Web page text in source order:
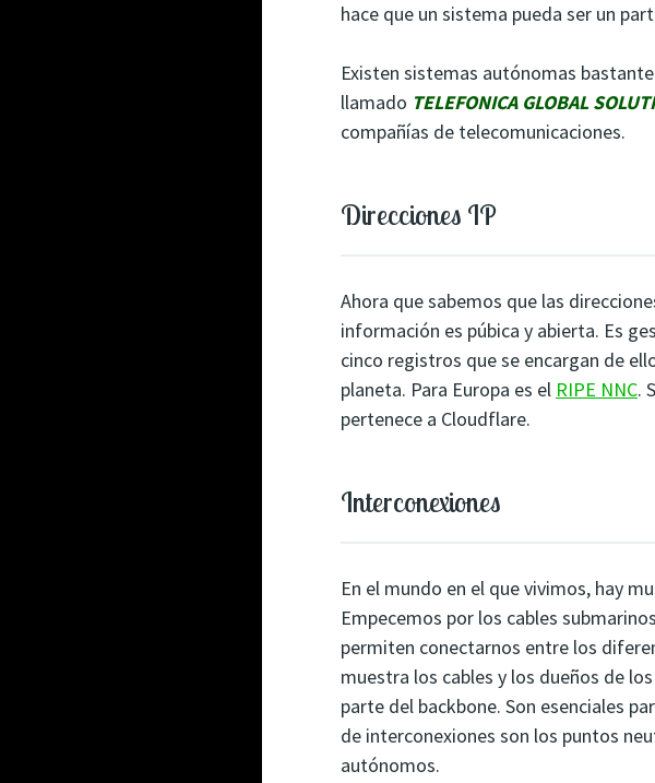
hace que un sistema pueda ser un
Existen sistemas autónomas
llamado TELEFONICA GLOBAL
compañías de telecomunicaciones.
Direcciones IP
Ahora que sabemos que las
información es púbica y abierta. Es
cinco registros que se encargan de
planeta. Para Europa es el RIPE NNC.
pertenece a Cloudflare.
Interconexiones
En el mundo en el que vivimos, hay
Empecemos por los cables
permiten conectarnos entre los
muestra los cables y los dueños de
parte del backbone. Son esenciales
de interconexiones son los puntos
autónomos.